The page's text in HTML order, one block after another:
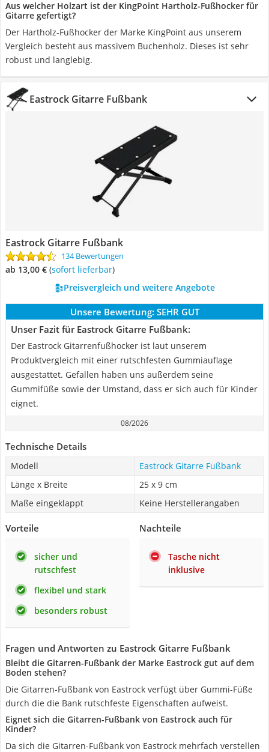
Aus welcher Holzart ist der KingPoint Hartholz-Fußhocker für
Gitarre gefertigt?
Der Hartholz-Fußhocker der Marke KingPoint aus unserem
Vergleich besteht aus massivem Buchenholz. Dieses ist sehr
robust und langlebig.
Eastrock Gitarre Fußbank
Eastrock Gitarre Fußbank
134 Bewertungen
ab 13,00 € ( Sofort lieferbar)
Preisvergleich und weitere Angebote
Unsere Bewertung: SEHR GUT
Unser Fazit für Eastrock Gitarre Fußbank:
Der Eastrock Gitarrenfußhocker ist laut unserem
Produktvergleich mit einer rutschfesten Gummiauflage
ausgestattet. Gefallen haben uns außerdem seine
Gummifüße sowie der Umstand, dass er sich auch für Kinder
eignet.
08/2026
Technische Details
Modell
Eastrock Gitarre Fußbank
Länge x Breite
25 x 9 cm
Maße eingeklappt
Keine Herstellerangaben
Vorteile
sicher und
rutschfest
flexibel und stark
besonders robust
Nachteile
Tasche nicht
inklusive
Fragen und Antworten zu Eastrock Gitarre Fußbank
Bleibt die Gitarren-Fußbank der Marke Eastrock gut auf dem
Boden stehen?
Die Gitarren-Fußbank von Eastrock verfügt über Gummi-Füße
durch die die Bank rutschfeste Eigenschaften aufweist.
Eignet sich die Gitarren-Fußbank von Eastrock auch für
Kinder?
Da sich die Gitarren-Fußbank von Eastrock mehrfach verstellen